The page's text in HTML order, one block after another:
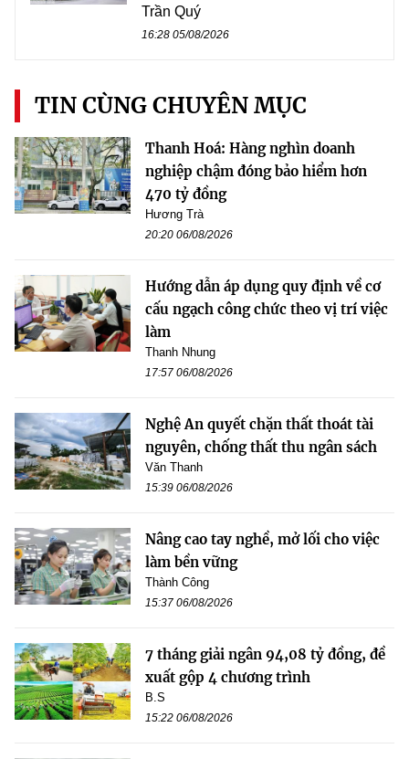
Trần Quý
16:28 05/08/2026
TIN CÙNG CHUYÊN MỤC
Thanh Hoá: Hàng nghìn doanh
nghiệp chậm đóng bảo hiểm hơn
470 tỷ đồng
Hương Trà
20:20 06/08/2026
Hướng dẫn áp dụng quy định về cơ
cấu ngạch công chức theo vị trí việc
làm
Thanh Nhung
17:57 06/08/2026
Nghệ An quyết chặn thất thoát tài
nguyên, chống thất thu ngân sách
Văn Thanh
15:39 06/08/2026
Nâng cao tay nghề, mở lối cho việc
làm bền vững
Thành Công
15:37 06/08/2026
7 tháng giải ngân 94,08 tỷ đồng, đề
xuất gộp 4 chương trình
B.S
15:22 06/08/2026